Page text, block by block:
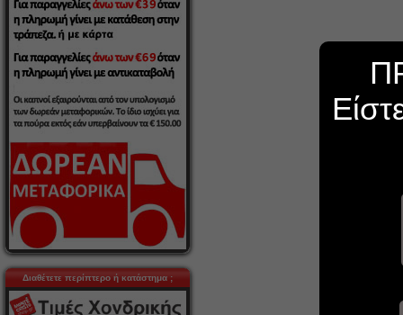
Διαθέτετε περίπτερο ή κατάστημα ;